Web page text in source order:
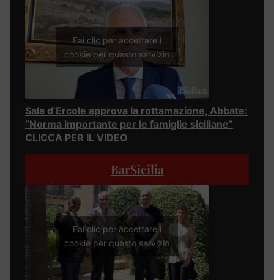
Fai clic per accettare i
cookie per questo servizio
Sala d’Ercole approva la rottamazione, Abbate:
“Norma importante per le famiglie siciliane”
CLICCA PER IL VIDEO
BarSicilia
Fai clic per accettare i
cookie per questo servizio